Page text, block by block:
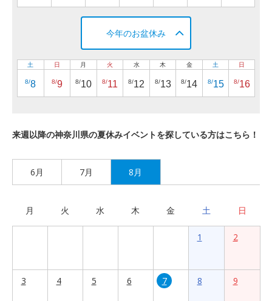
今年のお盆休み
土
8/8
日
8/9
月
8/10
火
8/11
水
8/12
木
8/13
金
8/14
土
8/15
日
8/16
来週以降の神奈川県の夏休みイベントを探している方はこちら！
6月 7月 8月
月 火 水 木 金 土 日
1 2
3 4 5 6 7 8 9